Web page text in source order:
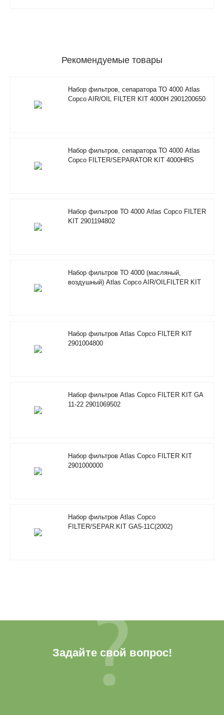
Рекомендуемые товары
Набор фильтров, сепаратора ТО 4000 Atlas
Copco AIR/OIL FILTER KIT 4000H 2901200650
Набор фильтров, сепаратора ТО 4000 Atlas
Copco FILTER/SEPARATOR KIT 4000HRS
Набор фильтров ТО 4000 Atlas Copco FILTER
KIT 2901194802
Набор фильтров ТО 4000 (масляный,
воздушный) Atlas Copco AIR/OILFILTER KIT
Набор фильтров Atlas Copco FILTER KIT
2901004800
Набор фильтров Atlas Copco FILTER KIT GA
11-22 2901069502
Набор фильтров Atlas Copco FILTER KIT
2901000000
Набор фильтров Atlas Copco
FILTER/SEPAR.KIT GA5-11C(2002)
Задайте свой вопрос!